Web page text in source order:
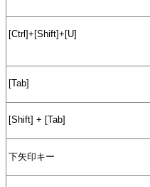
[Ctrl]+[Shift]+[U]
[Tab]
[Shift] + [Tab]
下矢印キー